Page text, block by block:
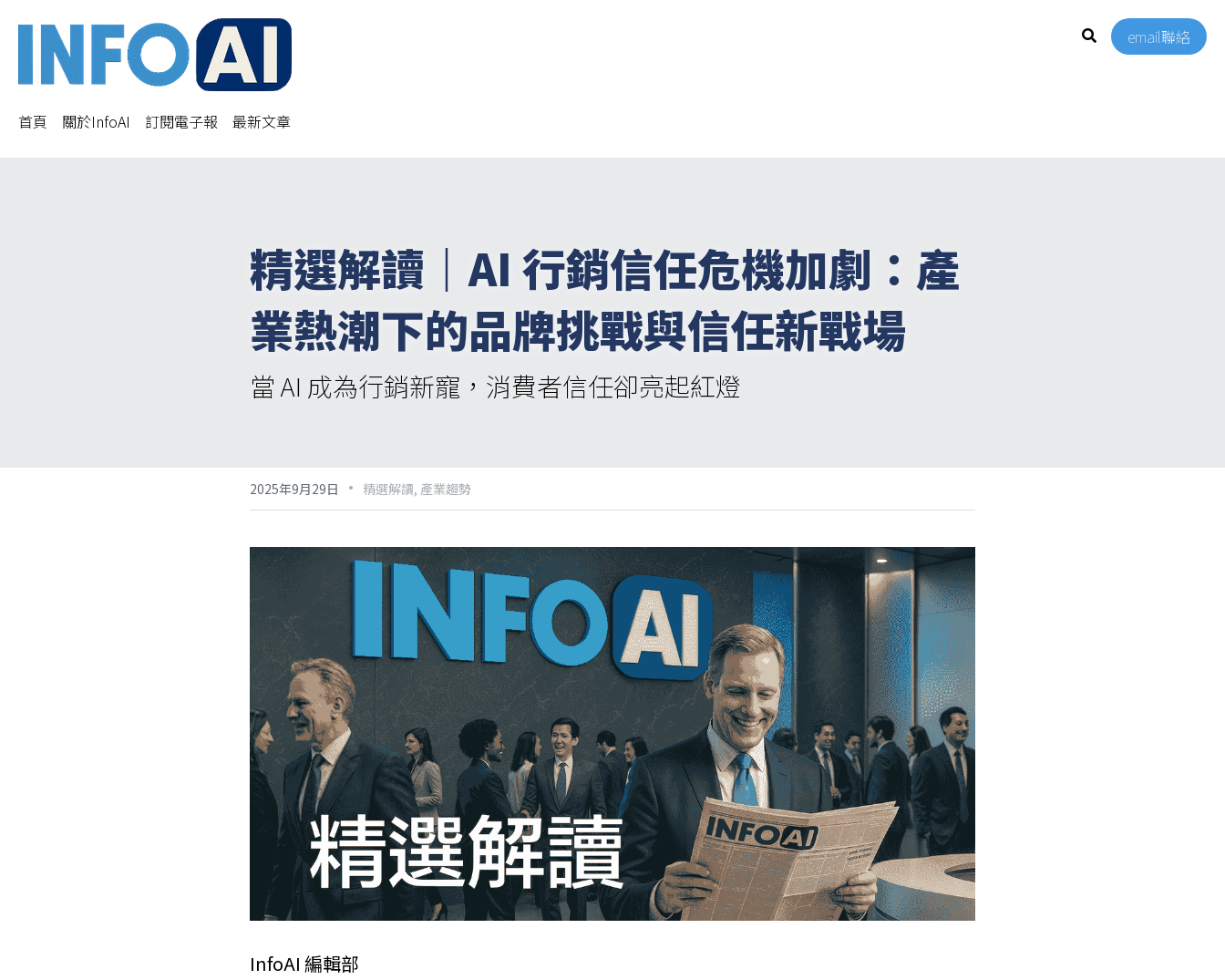
email聯絡
首頁 關於InfoAI 訂閱電子報 最新文章
精選解讀｜AI 行銷信任危機加劇：產
業熱潮下的品牌挑戰與信任新戰場
當 AI 成為行銷新寵，消費者信任卻亮起紅燈
2025年9月29日 · 精選解讀, 產業趨勢
InfoAI 編輯部